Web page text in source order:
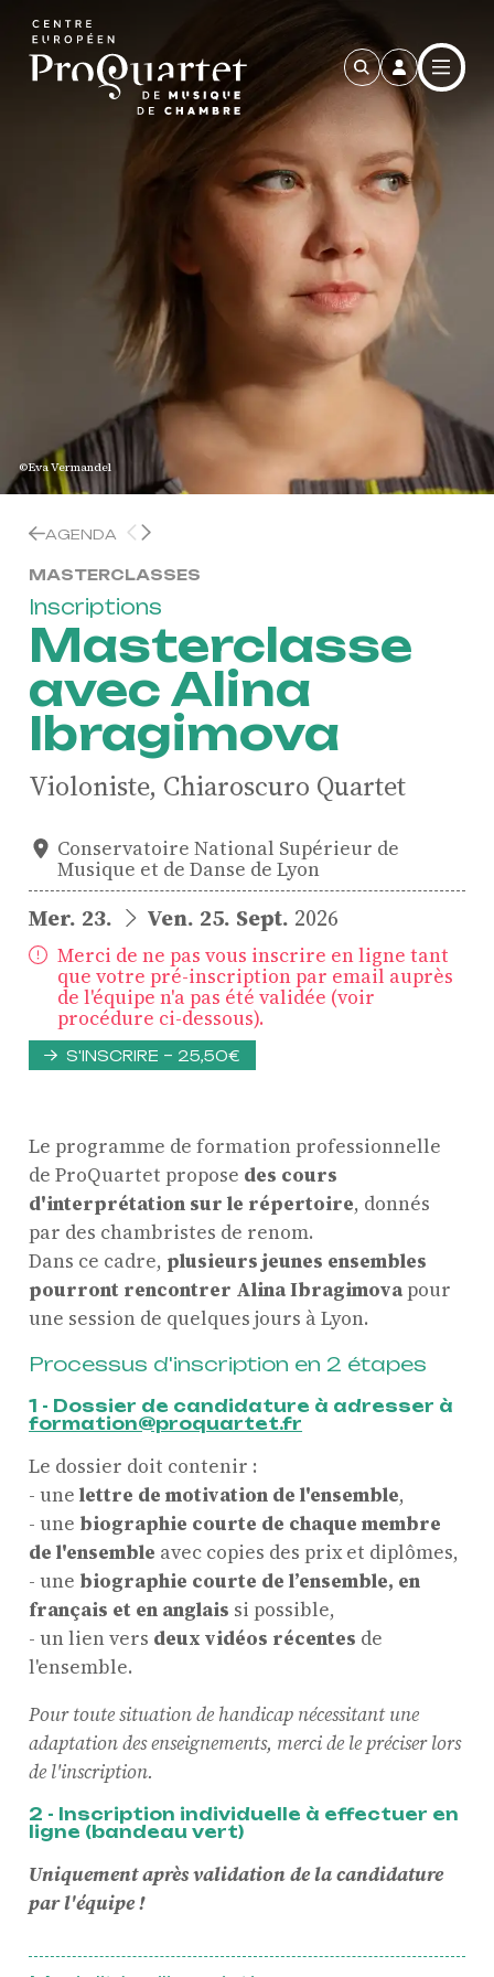
©Eva Vermandel
AGENDA
MASTERCLASSES
Inscriptions
Masterclasse
avec Alina
Ibragimova
Violoniste, Chiaroscuro Quartet
Conservatoire National Supérieur de
Musique et de Danse de Lyon
du
Mer. 23. au
Ven. 25. Sept. 2026
Merci de ne pas vous inscrire en ligne tant
que votre pré-inscription par email auprès
de l'équipe n'a pas été validée (voir
procédure ci-dessous).
S'INSCRIRE – 25,50€
Le programme de formation professionnelle
deProQuartet propose des cours
d'interprétation sur le répertoire, donnés
par des chambristes de renom.
Dans ce cadre, plusieurs jeunes ensembles
pourront rencontrer Alina Ibragimova pour
une session de quelques jours à Lyon.
Processus d'inscription en 2 étapes
1 - Dossier de candidature à adresser à
formation@proquartet.fr
Le dossier doit contenir :
- unelettre de motivation de l'ensemble,
- une biographie courte de chaque membre
de l'ensemble avec copies des prix et diplômes,
- une biographie courte de l’ensemble, en
français et en anglais si possible,
- un lien vers deux vidéos récentes de
l'ensemble.
Pour toute situation de handicap nécessitant une
adaptation des enseignements, merci de le préciser lors
de l'inscription.
2 - Inscription individuelle à effectuer en
ligne (bandeau vert)
Uniquement après validation de la candidature
par l'équipe !
ProQuartet - Centre
Chambre